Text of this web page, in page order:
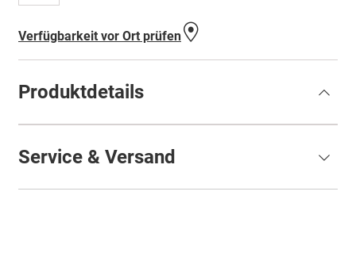
Wunschliste
Verfügbarkeit vor Ort prüfen
Produktdetails
Service & Versand